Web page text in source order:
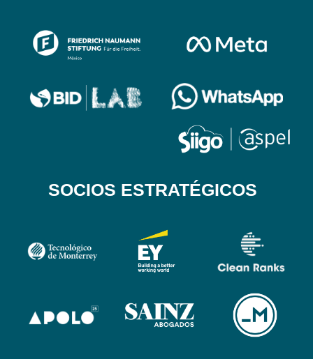
SOCIOS ESTRATÉGICOS